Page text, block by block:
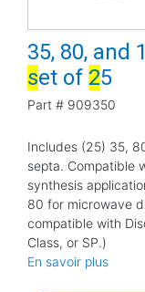
35, 80, and
set of 25
Part # 909350
Includes (25) 35,
septa. Compatible
synthesis
80 for microwave
compatible with
Class, or SP.)
En savoir plus